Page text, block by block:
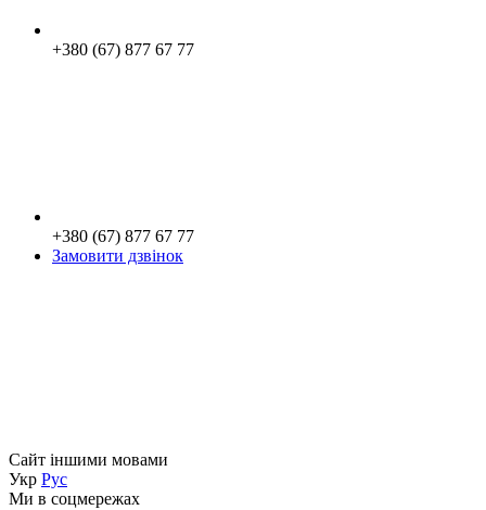
+380 (67) 877 67 77
+380 (67) 877 67 77
Замовити дзвінок
Сайт іншими мовами
Укр Рус
Ми в соцмережах